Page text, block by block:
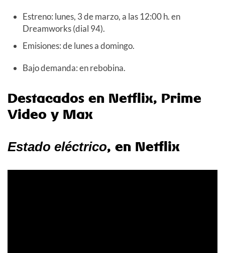
Estreno: lunes, 3 de marzo, a las 12:00 h. en
Dreamworks (dial 94).
Emisiones: de lunes a domingo.
Bajo demanda: en rebobina.
Destacados en Netflix, Prime
Video y Max
Estado eléctrico, en Netflix